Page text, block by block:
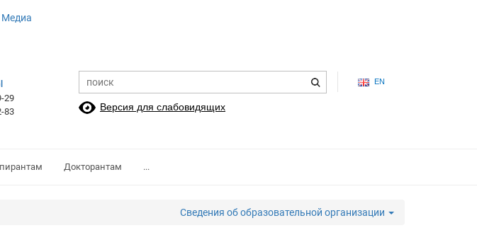
Медиа
EN
29
83 Версия для слабовидящих
Докторантам ...
Сведения об образовательной организации